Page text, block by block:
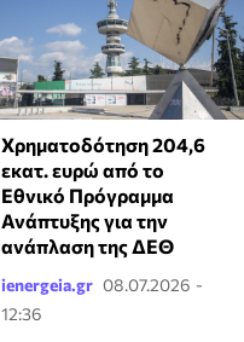
Χρηματοδότηση 204,6
εκατ. ευρώ από το
Εθνικό Πρόγραμμα
Ανάπτυξης για την
ανάπλαση της ΔΕΘ
ienergeia.gr 08.07.2026 -
12:36